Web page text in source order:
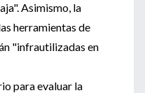
Asimismo, la
herramientas de
"infrautilizadas en
para evaluar la